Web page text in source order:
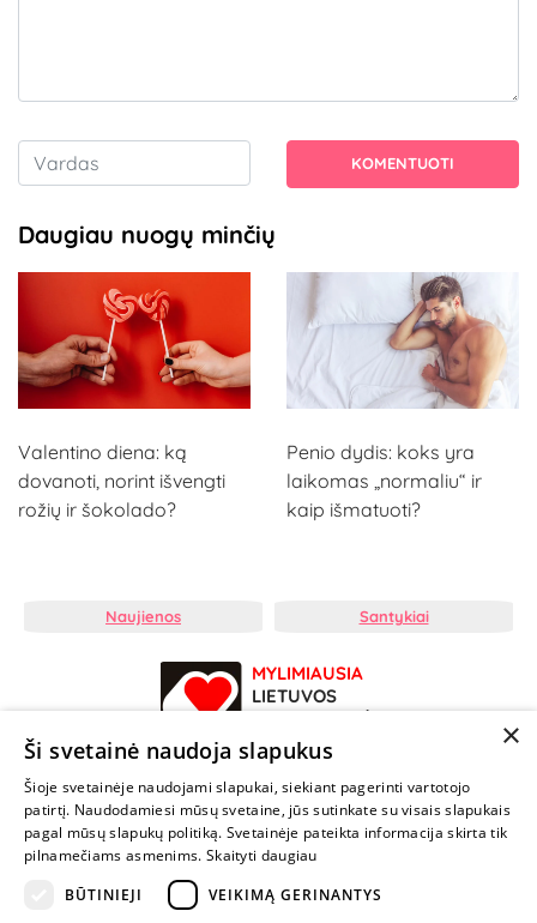
KOMENTUOTI
Daugiau nuogų minčių
Valentino diena: ką
dovanoti, norint išvengti
rožių ir šokolado?
Penio dydis: koks yra
laikomas „normaliu“ ir
kaip išmatuoti?
Naujienos Santykiai
MYLIMIAUSIA
LIETUVOS
PARDUOTUVĖ
NENUSTOK
ŽAISTI
+370 600 84088
×
Ši svetainė naudoja slapukus
Šioje svetainėje naudojami slapukai, siekiant pagerinti vartotojo
patirtį. Naudodamiesi mūsų svetaine, jūs sutinkate su visais slapukais
pagal mūsų slapukų politiką. Svetainėje pateikta informacija skirta tik
pilnamečiams asmenims. Skaityti daugiau
BŪTINIEJI
VEIKIMĄ GERINANTYS